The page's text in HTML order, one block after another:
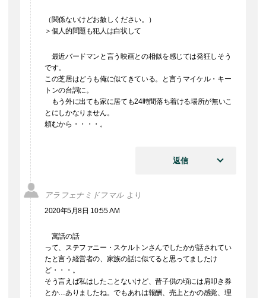
（関係ないけどお赦しください。）
＞個人的問題も犯人は白状して
最近バードマンと言う映画との相似を感じては発狂しそう
です。
この芝居はどうも俺に似てきている。と言うマイケル・キー
トンの台詞に。
もう外に出ても家に居ても24時間落ち着ける場所が無いこ
とにしかなりません。
頼むから・・・・。
返信
アラフェナミドフマル より
2020年5月8日 10:55 AM
寓話の話
って、ステファニー・スケルトンさんでしたかが話されてい
たと言う経営者の、家族の話に似てると思ってましたけ
ど・・・。
そう言えば私はしたことないけど、昔子供の頃には肩叩き券
とか…ありましたね。でもあれは報酬、売上とかの感覚、理